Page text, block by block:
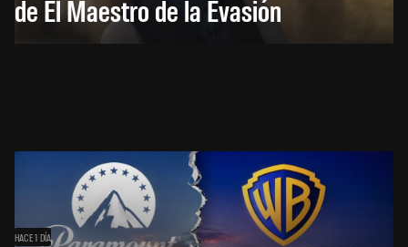
de El Maestro de la Evasión
HACE 1 DÍA